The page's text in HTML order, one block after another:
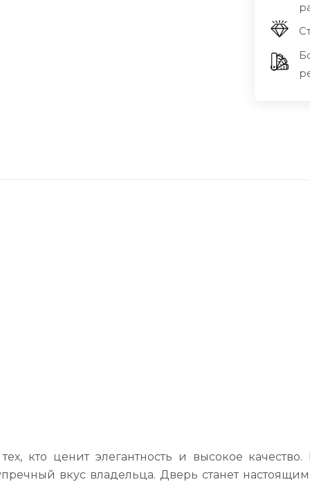
кто ценит элегантность и высокое
вкус владельца. Дверь станет